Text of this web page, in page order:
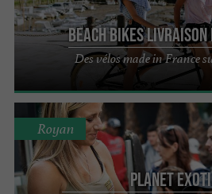
Beach Bikes
Des vélos made in France
Planet
Royan